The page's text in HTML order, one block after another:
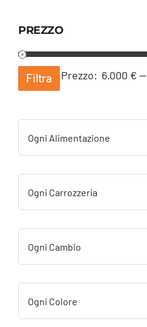
PREZZO
Filtra Prezzo: 6.000 €—
Ogni Alimentazione
Ogni Carrozzeria
Ogni Cambio
Ogni Colore